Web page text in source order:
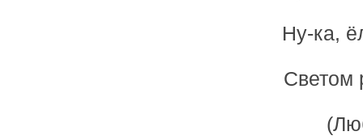
Ну-ка,
Светом